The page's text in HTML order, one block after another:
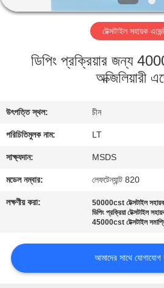
কারখানা
যোগাযোগ
করুন
খবর
জন্য
আবেদন
টেক্সটাইল সহায়ক
ডিপিং প্রক্রিয়ার জন্য
অক্জিলিয়ারী
উৎপত্তি স্থল: চীন
পরিচিতিমুলক নাম: LT
সাক্ষ্যদান: MSDS
মডেল নম্বার: লেফটেন্যান্ট 820
লক্ষণীয় করা: 50000cst টেক্সটাইল
ডিপিং প্রক্রিয়া টেক্সটাইল
45000cst টেক্সটাইল
আমাদের সাথে